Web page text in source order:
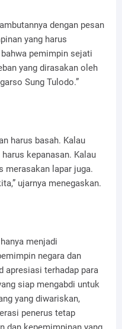
dengan pesan
yang harus
pemimpin sejati
yang dirasakan oleh
Sung Tulodo.”
harus basah. Kalau
kepanasan. Kalau
merasakan lapar juga.
ujarnya menegaskan.
menjadi
negara dan
apresiasi terhadap para
siap mengabdi untuk
yang diwariskan,
penerus tetap